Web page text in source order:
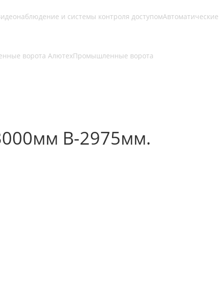
и системы контроля доступомАвтоматические
ворота АлютехПромышленные ворота
В-2975мм.